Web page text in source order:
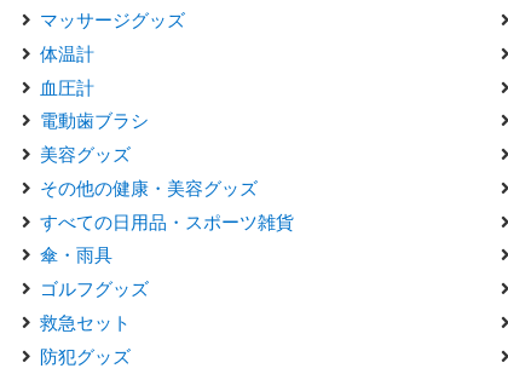
マッサージグッズ
体温計
血圧計
電動歯ブラシ
美容グッズ
その他の健康・美容グッズ
すべての日用品・スポーツ雑貨
傘・雨具
ゴルフグッズ
救急セット
防犯グッズ